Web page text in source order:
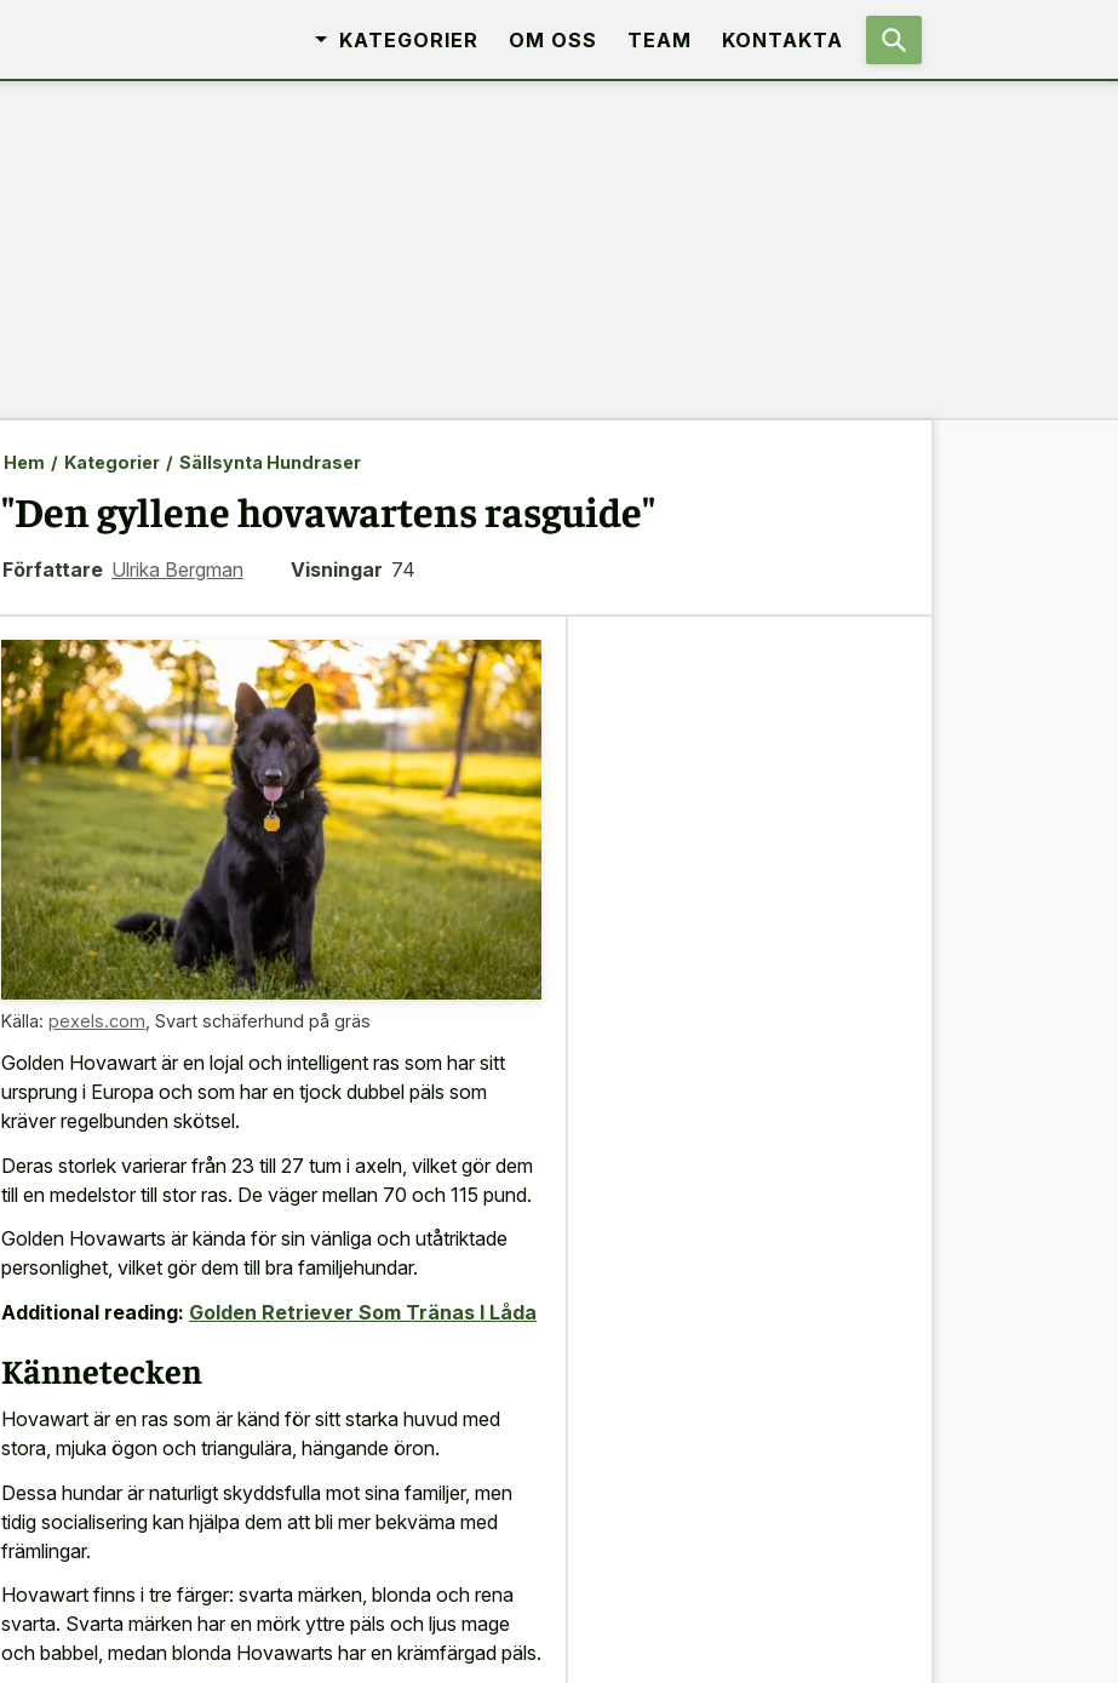
KATEGORIER OM OSS TEAM KONTAKTA
Hem / Kategorier / Sällsynta Hundraser
"Den gyllene hovawartens rasguide"
Författare Ulrika Bergman Visningar 74
Källa: pexels.com Svart schäferhund på gräs
Golden Hovawart är en lojal och intelligent ras som har sitt
ursprung i Europa och som har en tjock dubbel päls som
kräver regelbunden skötsel.
Deras storlek varierar från 23 till 27 tum i axeln, vilket gör dem
till en medelstor till stor ras. De väger mellan 70 och 115 pund.
Golden Hovawarts är kända för sin vänliga och utåtriktade
personlighet, vilket gör dem till bra familjehundar.
Additional reading: Golden Retriever Som Tränas I Låda
Kännetecken
Hovawart är en ras som är känd för sitt starka huvud med
stora, mjuka ögon och triangulära, hängande öron.
Dessa hundar är naturligt skyddsfulla mot sina familjer, men
tidig socialisering kan hjälpa dem att bli mer bekväma med
främlingar.
Hovawart finns i tre färger: svarta märken, blonda och rena
svarta. Svarta märken har en mörk yttre päls och ljus mage
och babbel, medan blonda Hovawarts har en krämfärgad päls.